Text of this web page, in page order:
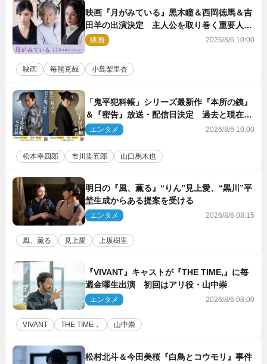
映画『月がみている』黒木瞳＆西岡徳馬＆吉
田羊の出演決定 主人公を取り巻く重要人物
を演じる
映画 2026/8/6 10:00
映画 毎熊克哉 小島梨里杏
「鬼平犯科帳」シリーズ最新作『本所の銕』
＆『密告』放送・配信日決定 過去と現在が
繋がるビジュアルも解禁
エンタメ 2026/8/6 10:00
松本幸四郎 市川染五郎 山口馬木也
明日の『風、薫る』“りん”見上愛、“黒川”平
埜生成からある提案を受ける
エンタメ 2026/8/6 08:15
風、薫る 見上愛 上坂樹里
『VIVANT』キャストが『THE TIME,』に毎
週金曜生出演 初回はアリ役・山中崇
エンタメ 2026/8/6 08:00
VIVANT THE TIME， 山中崇
松村北斗＆今田美桜『白鳥とコウモリ』事件